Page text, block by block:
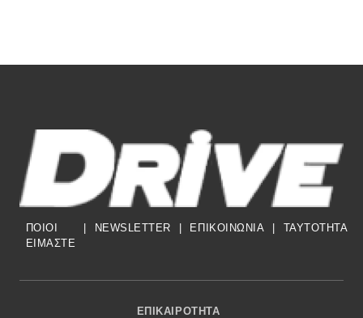
ΠΟΙΟΙ
ΕΙΜΑΣΤΕ
| NEWSLETTER | ΕΠΙΚΟΙΝΩΝΙΑ | TAYTOTHTA
Footer Menu
ΕΠΙΚΑΙΡΌΤΗΤΑ